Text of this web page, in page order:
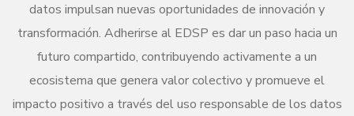
datos impulsan nuevas oportunidades de innovación y
transformación. Adherirse al EDSP es dar un paso hacia un
futuro compartido, contribuyendo activamente a un
ecosistema que genera valor colectivo y promueve el
impacto positivo a través del uso responsable de los datos